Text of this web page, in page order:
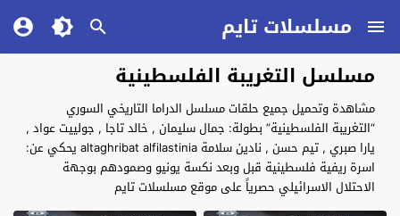
مسلسلات تايم
مسلسل التغريبة الفلسطينية
مشاهدة وتحميل جميع حلقات مسلسل الدراما التاريخي السوري
“التغريبة الفلسطينية” بطولة: جمال سليمان , خالد تاجا , جولييت عواد ,
يارا صبري , تيم حسن , نادين سلامة altaghribat alfilastinia يحكي عن:
اسرة ريفية فلسطينية قبل وبعد نكسة يونيو وصمودهم بوجهة
الاحتلال الاسرائيلي حصرياً على موقع مسلسلات تايم